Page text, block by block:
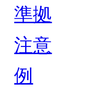
準拠
注意
例